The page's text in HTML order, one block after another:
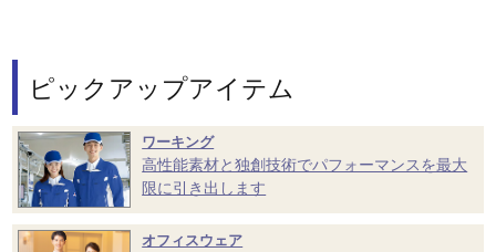
ピックアップアイテム
ワーキング
高性能素材と独創技術でパフォーマンスを最大
限に引き出します
オフィスウェア